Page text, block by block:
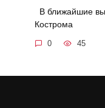
В ближайшие
Кострома
0 45